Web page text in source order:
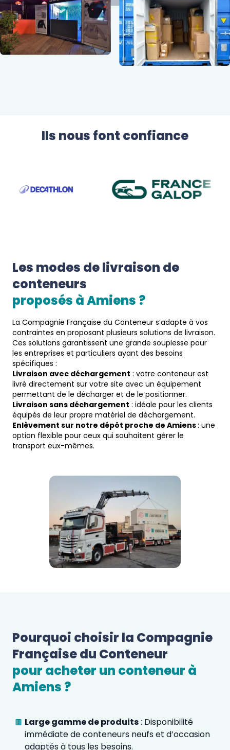
Ils nous font confiance
Les modes de livraison de
conteneurs
proposés à Amiens ?
La Compagnie Française du Conteneur s’adapte à vos
contraintes en proposant plusieurs solutions de livraison.
Ces solutions garantissent une grande souplesse pour
les entreprises et particuliers ayant des besoins
spécifiques :
Livraison avec déchargement : votre conteneur est
livré directement sur votre site avec un équipement
permettant de le décharger et de le positionner.
Livraison sans déchargement : idéale pour les clients
équipés de leur propre matériel de déchargement.
Enlèvement sur notre dépôt proche de Amiens: une
option flexible pour ceux qui souhaitent gérer le
transport eux-mêmes.
Pourquoi choisir la Compagnie
Française du Conteneur
Amiens ?
Large gamme de produits: Disponibilité
immédiate de conteneurs neufs et d’occasion
adaptés à tous les besoins.